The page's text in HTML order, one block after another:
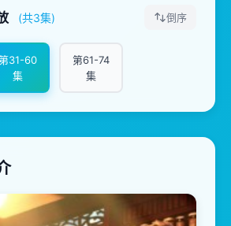
(共3集) 倒序
31-60
集
第61-74
集